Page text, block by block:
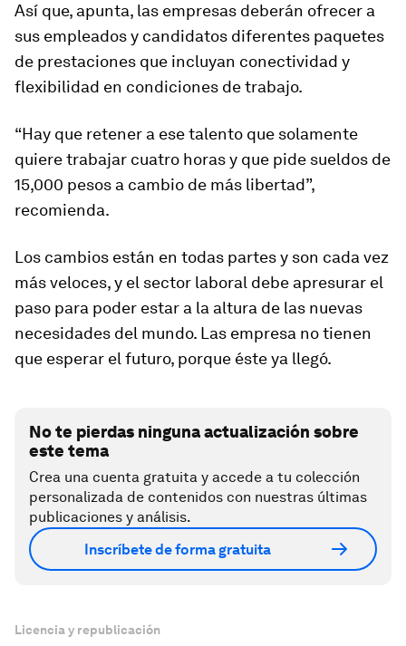
Así que, apunta, las empresas deberán ofrecer a
sus empleados y candidatos diferentes paquetes
de prestaciones que incluyan conectividad y
flexibilidad en condiciones de trabajo.
“Hay que retener a ese talento que solamente
quiere trabajar cuatro horas y que pide sueldos de
15,000 pesos a cambio de más libertad”,
recomienda.
Los cambios están en todas partes y son cada vez
más veloces, y el sector laboral debe apresurar el
paso para poder estar a la altura de las nuevas
necesidades del mundo. Las empresa no tienen
que esperar el futuro, porque éste ya llegó.
No te pierdas ninguna actualización sobre
este tema
Crea una cuenta gratuita y accede a tu colección
personalizada de contenidos con nuestras últimas
publicaciones y análisis.
Inscríbete de forma gratuita
Licencia y republicación